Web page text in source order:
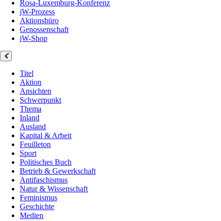
Rosa-Luxemburg-Konferenz
jW-Prozess
Aktionsbüro
Genossenschaft
jW-Shop
Titel
Aktion
Ansichten
Schwerpunkt
Thema
Inland
Ausland
Kapital & Arbeit
Feuilleton
Sport
Politisches Buch
Betrieb & Gewerkschaft
Antifaschismus
Natur & Wissenschaft
Feminismus
Geschichte
Medien